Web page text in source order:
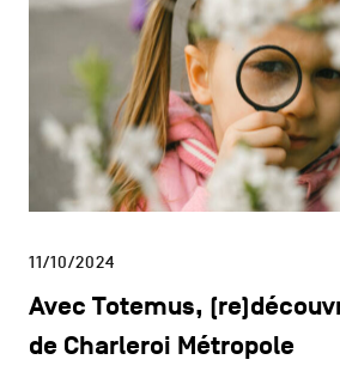
11/10/2024
Avec Totemus,
de Charleroi Métropole